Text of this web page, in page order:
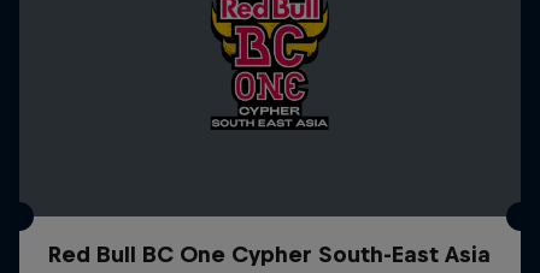
Red Bull BC One Cypher South-East Asia